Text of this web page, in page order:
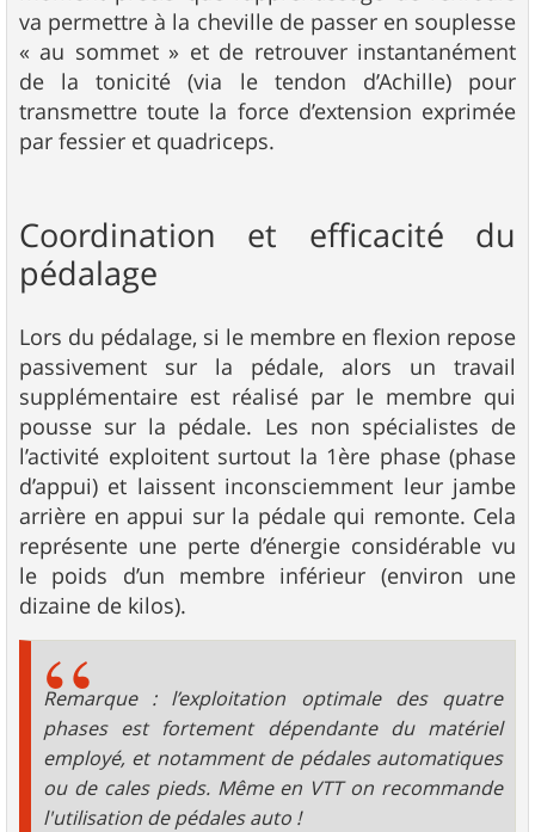
va permettre à la cheville de passer en souplesse
« au sommet » et de retrouver instantanément
de la tonicité (via le tendon d’Achille) pour
transmettre toute la force d’extension exprimée
par fessier et quadriceps.
Coordination et efficacité du
pédalage
Lors du pédalage, si le membre en flexion repose
passivement sur la pédale, alors un travail
supplémentaire est réalisé par le membre qui
pousse sur la pédale. Les non spécialistes de
l’activité exploitent surtout la 1ère phase (phase
d’appui) et laissent inconsciemment leur jambe
arrière en appui sur la pédale qui remonte. Cela
représente une perte d’énergie considérable vu
le poids d’un membre inférieur (environ une
dizaine de kilos).
Remarque : l’exploitation optimale des quatre
phases est fortement dépendante du matériel
employé, et notamment de pédales automatiques
ou de cales pieds. Même en VTT on recommande
l'utilisation de pédales auto !